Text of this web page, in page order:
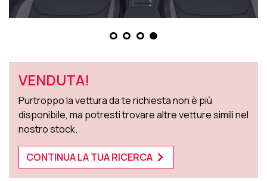
VENDUTA!
Purtroppo la vettura da te richiesta non è più
disponibile, ma potresti trovare altre vetture simili nel
nostro stock.
CONTINUA LA TUA RICERCA